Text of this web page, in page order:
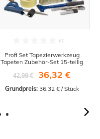
Profi Set Tapezierwerkzeug
Tapeten Zubehör-Set 15-teilig
42,99 €
36,32 €
Grundpreis: 36,32 € / Stück